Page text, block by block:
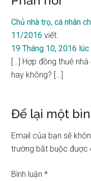
Chủ nhà trọ, cá nhân
11/2016 viết:
19 Tháng 10, 2016 lúc
[…] Hợp đồng thuê
hay không? […]
Để lại một
Email của bạn sẽ
trường bắt buộc được
Bình luận*